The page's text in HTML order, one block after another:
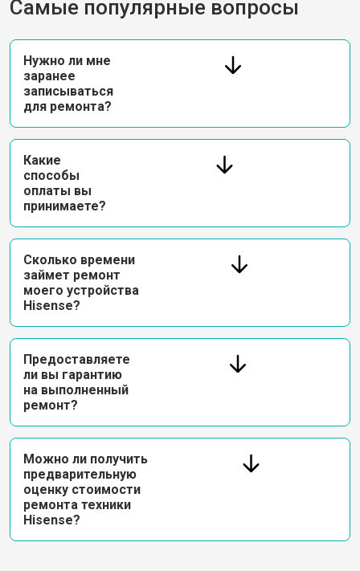
Самые популярные вопросы
Нужно ли мне
заранее
записываться
для ремонта?
Какие
способы
оплаты вы
принимаете?
Сколько времени
займет ремонт
моего устройства
Hisense?
Предоставляете
ли вы гарантию
на выполненный
ремонт?
Можно ли получить
предварительную
оценку стоимости
ремонта техники
Hisense?